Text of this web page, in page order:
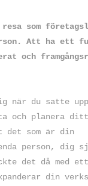
som
Att ha ett
och
när du satte
och planera ditt
det som är din
person, dig
det då med
din